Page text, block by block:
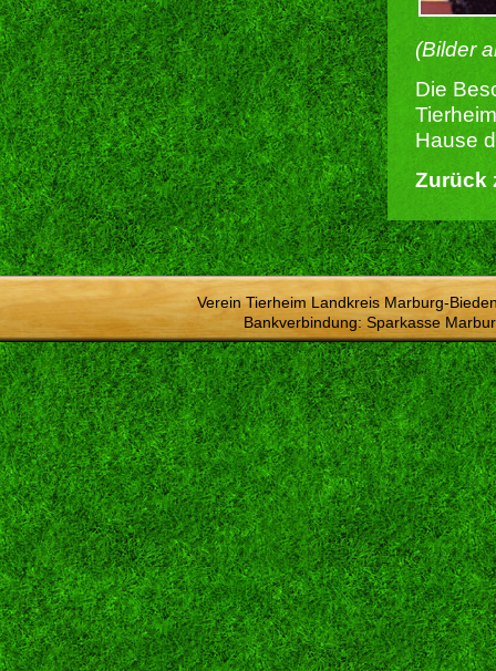
(Bilder
Die
Hause
Zurück
Verein Tierheim Landkreis Marburg-
Bankverbindung: Sparkasse